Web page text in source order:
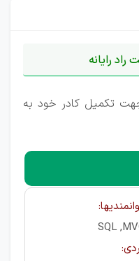
رایانه
تکمیل کادر خود به